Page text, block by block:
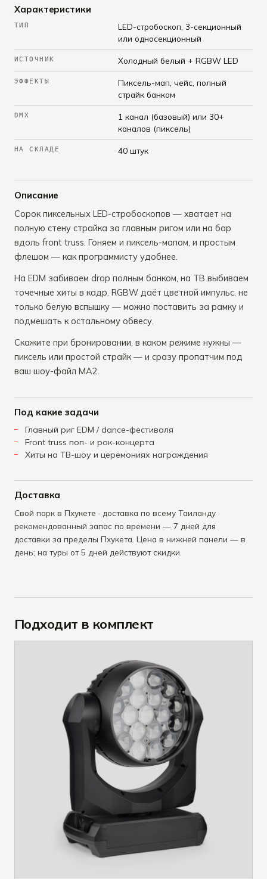
Характеристики
ТИП
LED-стробоскоп, 3-секционный
или односекционный
ИСТОЧНИК Холодный белый + RGBW LED
ЭФФЕКТЫ
Пиксель-мап, чейс, полный
страйк банком
DMX
1 канал (базовый) или 30+
каналов (пиксель)
НА СКЛАДЕ 40 штук
Описание
Сорок пиксельных LED-стробоскопов — хватает на
полную стену страйка за главным ригом или на бар
вдоль front truss. Гоняем и пиксель-мапом, и простым
флешом — как программисту удобнее.
На EDM забиваем drop полным банком, на ТВ выбиваем
точечные хиты в кадр. RGBW даёт цветной импульс, не
только белую вспышку — можно поставить за рамку и
подмешать к остальному обвесу.
Скажите при бронировании, в каком режиме нужны —
пиксель или простой страйк — и сразу пропатчим под
ваш шоу-файл MA2.
Под какие задачи
Главный риг EDM / dance-фестиваля
Front truss поп- и рок-концерта
Хиты на ТВ-шоу и церемониях награждения
Доставка
Свой парк в Пхукете · доставка по всему Таиланду ·
рекомендованный запас по времени — 7 дней для
доставки за пределы Пхукета. Цена в нижней панели — в
день; на туры от 5 дней действуют скидки.
Подходит в комплект